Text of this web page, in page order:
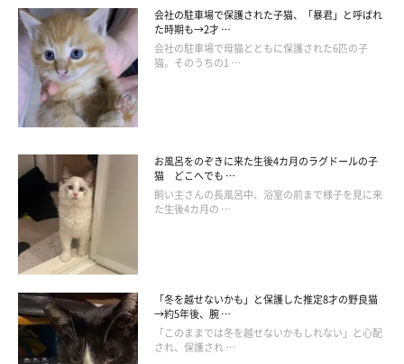
会社の駐車場で保護された子猫、「暴君」と呼ばれ
た時期も→2才 …
会社の駐車場で母猫とともに保護された6匹の子
猫。そのうちの1 …
お風呂をのぞきに来た生後4カ月のラグドールの子
猫 どこへでも …
飼い主さんの長風呂中、浴室の前まで様子を見に来
た生後4カ月の …
「冬を越せないかも」と保護した推定8才の野良猫
→約5年後、腕 …
「このままでは冬を越せないかもしれない」と心配
され、保護され …